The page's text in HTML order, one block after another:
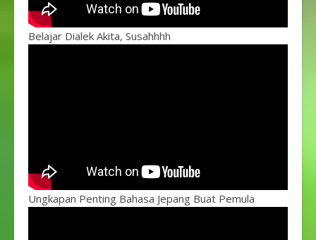
Belajar Dialek Akita, Susahhhh
Ungkapan Penting Bahasa Jepang Buat Pemula